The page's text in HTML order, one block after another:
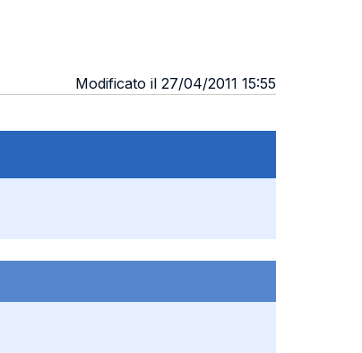
Modificato il 27/04/2011 15:55